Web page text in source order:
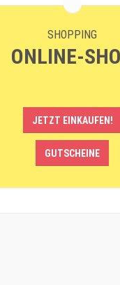
SHOPPING
ONLINE-
JETZT EINKAUFEN!
GUTSCHEINE